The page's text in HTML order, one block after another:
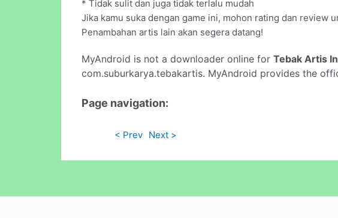
* Tidak sulit dan juga tidak terlalu mudah
Jika kamu suka dengan game ini, mohon rating dan review
Penambahan artis lain akan segera datang!
MyAndroid is not a downloader online for Tebak Artis
com.suburkarya.tebakartis. MyAndroid provides the
Page navigation:
< Prev Next >